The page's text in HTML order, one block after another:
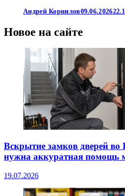
Андрей Корнилов09.06.2026
Новое на сайте
Вскрытие замков дверей во
нужна аккуратная помощь
19.07.2026